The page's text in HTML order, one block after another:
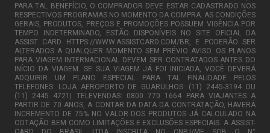
PARA TAL BENEFÍCIO, O COMPRADOR DEVE ESTAR CADASTRADO NOS
RESPECTIVOS PROGRAMAS NO MOMENTO DA COMPRA. AS CONDIÇÕES
GERAIS, PRODUTOS, PREÇOS E PROMOÇÕES POSSUEM VIGÊNCIA POR
TEMPO INDETERMINADO, ESTÃO DISPONÍVEIS NO SITE OFICIAL DA
ASSIST CARD HTTPS://WWW.ASSISTCARD.COM/BR, E PODERÃO SER
ALTERADOS A QUALQUER MOMENTO SEM PRÉVIO AVISO. OS PLANOS
PARA VIAGEM INTERNACIONAL DEVEM SER CONTRATADOS ANTES DO
INÍCIO DA VIAGEM. SE SUA VIAGEM JÁ FOI INICIADA, VOCÊ DEVERÁ
ADQUIRIR UM PLANO ESPECIAL PARA TAL FINALIDADE PELOS
TELEFONES: LOJA AEROPORTO DE GUARULHOS: (11) 2445-3194 OU
(11) 2445 4721| TELEVENDAS: 0800 770 1664 PARA VIAJANTES A
PARTIR DE 70 ANOS, A CONTAR DA DATA DA CONTRATAÇÃO, HAVERÁ
INCREMENTO DE 75% NO VALOR DOS PRODUTOS JÁ CALCULADO NA
COTAÇÃO BEM COMO LIMITAÇÕES E EXCLUSÕES ESPECIAIS. A ASSIST-